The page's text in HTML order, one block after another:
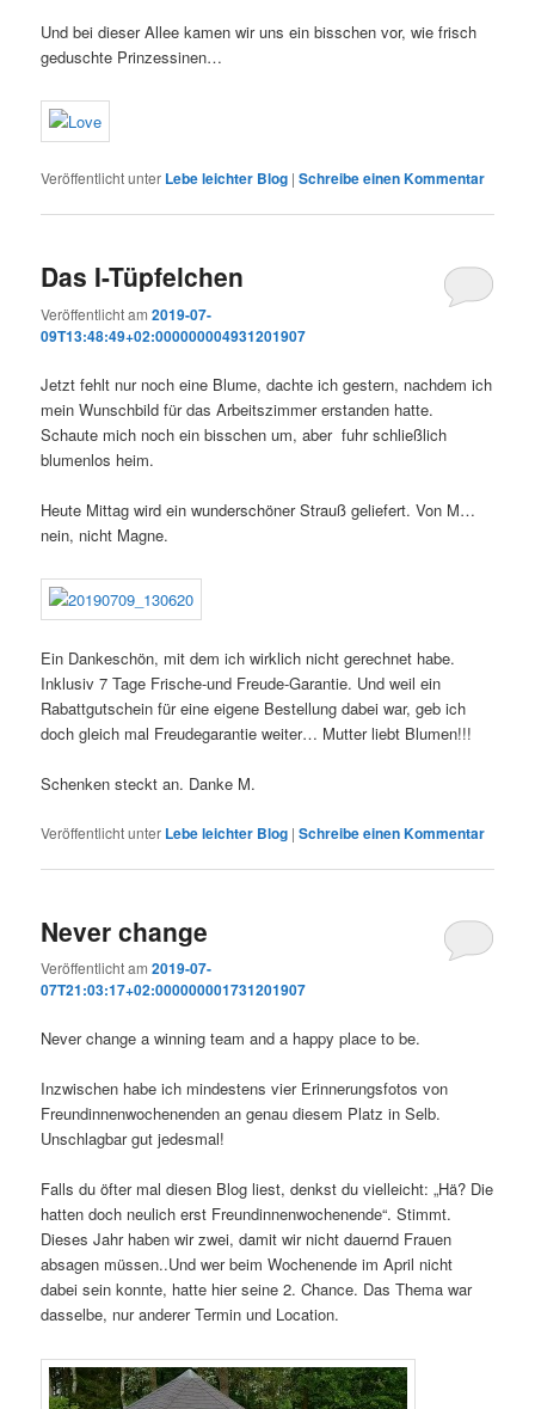
Und bei dieser Allee kamen wir uns ein bisschen vor, wie frisch
geduschte Prinzessinen…
Veröffentlicht unter Lebe leichter Blog |Schreibe einen Kommentar
Das I-Tüpfelchen
Veröffentlicht am2019-07-
09T13:48:49+02:000000004931201907
Jetzt fehlt nur noch eine Blume, dachte ich gestern, nachdem ich
mein Wunschbild für das Arbeitszimmer erstanden hatte.
Schaute mich noch ein bisschen um, aber fuhr schließlich
blumenlos heim.
Heute Mittag wird ein wunderschöner Strauß geliefert. Von M…
nein, nicht Magne.
Ein Dankeschön, mit dem ich wirklich nicht gerechnet habe.
Inklusiv 7 Tage Frische-und Freude-Garantie. Und weil ein
Rabattgutschein für eine eigene Bestellung dabei war, geb ich
doch gleich mal Freudegarantie weiter… Mutter liebt Blumen!!!
Schenken steckt an. Danke M.
Veröffentlicht unter Lebe leichter Blog |Schreibe einen Kommentar
Never change
Veröffentlicht am2019-07-
07T21:03:17+02:000000001731201907
Never change a winning team and a happy place to be.
Inzwischen habe ich mindestens vier Erinnerungsfotos von
Freundinnenwochenenden an genau diesem Platz in Selb.
Unschlagbar gut jedesmal!
Falls du öfter mal diesen Blog liest, denkst du vielleicht: „Hä? Die
hatten doch neulich erst Freundinnenwochenende“. Stimmt.
Dieses Jahr haben wir zwei, damit wir nicht dauernd Frauen
absagen müssen..Und wer beim Wochenende im April nicht
dabei sein konnte, hatte hier seine 2. Chance. Das Thema war
dasselbe, nur anderer Termin und Location.